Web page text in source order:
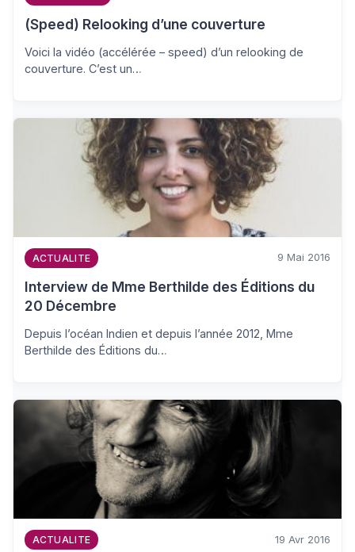
(Speed) Relooking d’une couverture
Voici la vidéo (accélérée – speed) d’un relooking de
couverture. C’est un…
ACTUALITE 9 Mai 2016
Interview de Mme Berthilde des Éditions du
20 Décembre
Depuis l’océan Indien et depuis l’année 2012, Mme
Berthilde des Éditions du…
ACTUALITE 19 Avr 2016